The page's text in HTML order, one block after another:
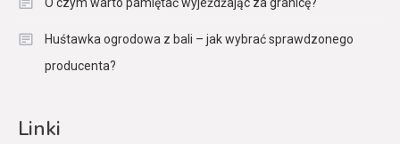
O czym warto pamiętać wyjeżdżając za granicę?
Huśtawka ogrodowa z bali – jak wybrać sprawdzonego
producenta?
Linki